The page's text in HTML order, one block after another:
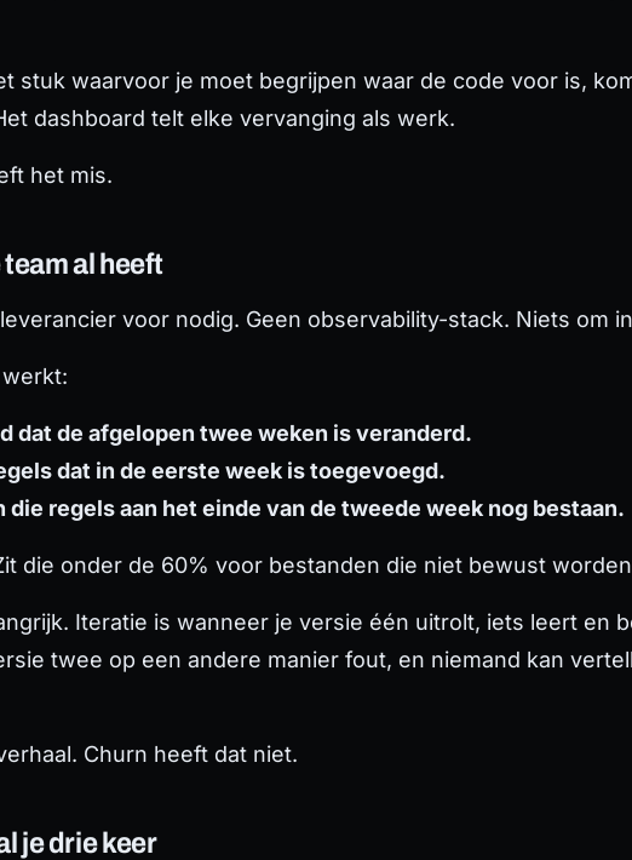
stuk waarvoor je moet begrijpen waar de code voor is,
dashboard telt elke vervanging als werk.
het mis.
al heeft
voor nodig. Geen observability-stack. Niets om
dat de afgelopen twee weken is veranderd.
dat in de eerste week is toegevoegd.
die regels aan het einde van de tweede week nog bestaan.
die onder de 60% voor bestanden die niet bewust
Iteratie is wanneer je versie één uitrolt, iets leert en
twee op een andere manier fout, en niemand kan
Churn heeft dat niet.
je drie keer